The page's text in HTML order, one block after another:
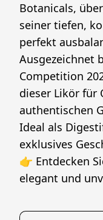
Botanicals,
seiner tiefen,
perfekt
Ausgezeichnet
Competition
dieser Likör für
authentischen
Ideal als
exklusives
👉 Entdecken
elegant und